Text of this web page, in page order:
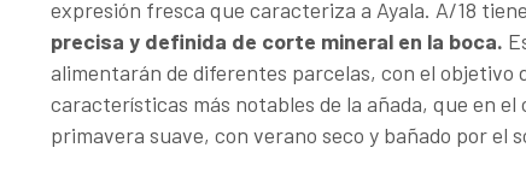
expresión fresca que caracteriza a Ayala. A/18 tiene
precisa y definida de corte mineral en la boca.
alimentarán de diferentes parcelas, con el objetivo
características más notables de la añada, que en
primavera suave, con verano seco y bañado por el